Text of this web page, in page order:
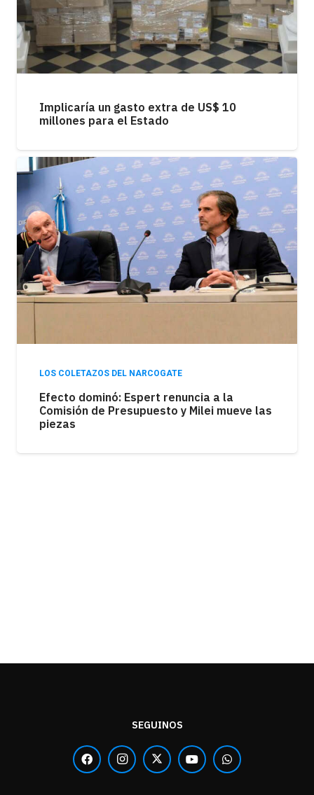
Implicaría un gasto extra de US$ 10
millones para el Estado
LOS COLETAZOS DEL NARCOGATE
Efecto dominó: Espert renuncia a la
Comisión de Presupuesto y Milei mueve las
piezas
SEGUINOS